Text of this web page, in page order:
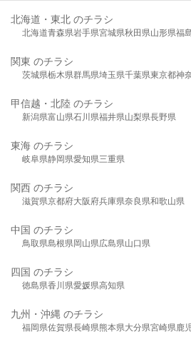
北海道・東北 のチラシ
北海道青森県岩手県宮城県秋田県山形県福
関東 のチラシ
茨城県栃木県群馬県埼玉県千葉県東京都神
甲信越・北陸 のチラシ
新潟県富山県石川県福井県山梨県長野県
東海 のチラシ
岐阜県静岡県愛知県三重県
関西 のチラシ
滋賀県京都府大阪府兵庫県奈良県和歌山県
中国 のチラシ
鳥取県島根県岡山県広島県山口県
四国 のチラシ
徳島県香川県愛媛県高知県
九州・沖縄 のチラシ
福岡県佐賀県長崎県熊本県大分県宮崎県鹿